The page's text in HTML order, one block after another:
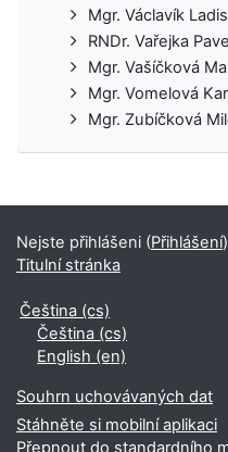
Mgr. Václavík
RNDr. Vařejka
Mgr. Vašíčková
Mgr. Vomelová
Mgr. Zubíčková
Nejste přihlášeni (Přihlášení)
Titulní stránka
Čeština ‎(cs)‎
Čeština ‎(cs)‎
English ‎(en)‎
Souhrn uchovávaných dat
Stáhněte si mobilní aplikaci
Přepnout do standardního